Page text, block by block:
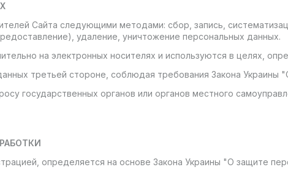
Сайта следующими методами: сбор, запись,
удаление, уничтожение персональных данных.
на электронных носителях и используются в целях,
третьей стороне, соблюдая требования Закона Украины
государственных органов или органов местного
определяется на основе Закона Украины "О защите